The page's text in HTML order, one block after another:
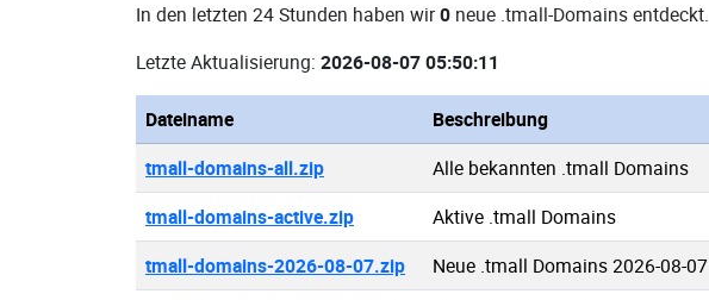
In den letzten 24 Stunden haben wir0 neue .tmall-Domains entdeckt.
Letzte Aktualisierung: 2026-08-07 05:50:11
Dateiname Beschreibung
tmall-domains-all.zip Alle bekannten .tmall Domains
tmall-domains-active.zip Aktive .tmall Domains
tmall-domains-2026-08-07.zip Neue .tmall Domains 2026-08-07